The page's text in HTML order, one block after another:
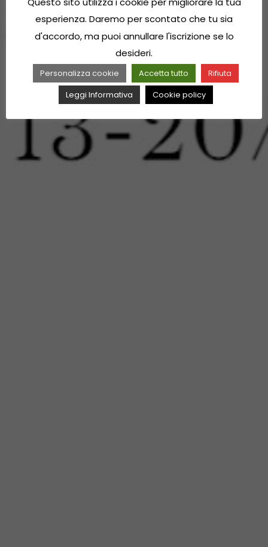
esperienza. Daremo per scontato che tu sia
d'accordo, ma puoi annullare l'iscrizione se lo
desideri.
Personalizza cookie Accetta tutto
Rifiuta
Leggi Informativa
Cookie policy